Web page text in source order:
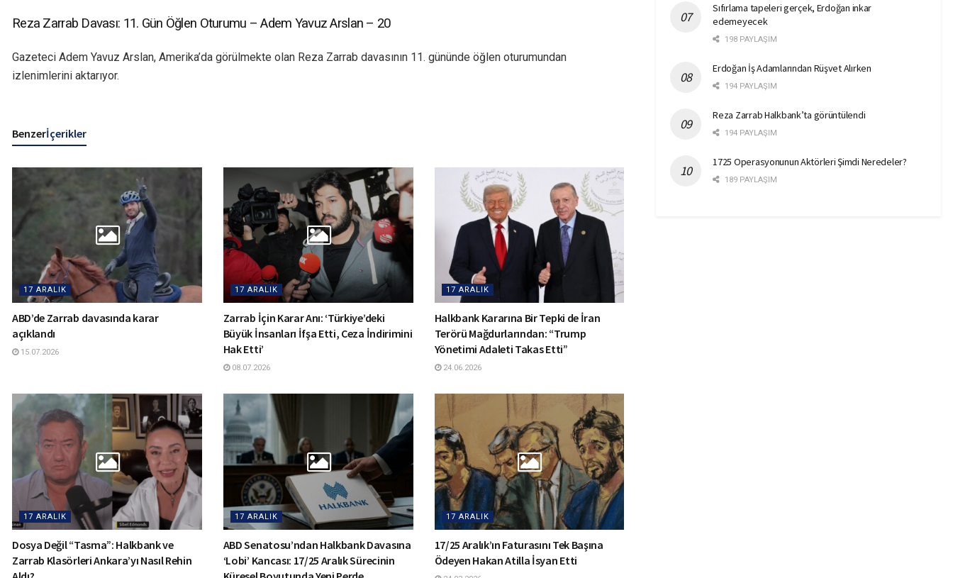
Reza Zarrab Davası: 11. Gün Öğlen Oturumu – Adem Yavuz Arslan – 20
Gazeteci Adem Yavuz Arslan, Amerika’da görülmekte olan Reza Zarrab davasının 11. gününde öğlen oturumundan
izlenimlerini aktarıyor.
Benzerİçerikler
17 ARALIK
ABD’de Zarrab davasında karar
açıklandı
15.07.2026
17 ARALIK
Zarrab İçin Karar Anı: ‘Türkiye’deki
Büyük İnsanları İfşa Etti, Ceza İndirimini
Hak Etti’
08.07.2026
17 ARALIK
Halkbank Kararına Bir Tepki de İran
Terörü Mağdurlarından: “Trump
Yönetimi Adaleti Takas Etti”
24.06.2026
17 ARALIK
Dosya Değil “Tasma”: Halkbank ve
Zarrab Klasörleri Ankara’yı Nasıl Rehin
17 ARALIK
ABD Senatosu’ndan Halkbank Davasına
‘Lobi’ Kancası: 17/25 Aralık Sürecinin
17 ARALIK
17/25 Aralık’ın Faturasını Tek Başına
Ödeyen Hakan Atilla İsyan Etti
Sıfırlama tapeleri gerçek, Erdoğan inkar
edemeyecek
198 PAYLAŞIM
Erdoğan İş Adamlarından Rüşvet Alırken
194 PAYLAŞIM
Reza Zarrab Halkbank’ta görüntülendi
194 PAYLAŞIM
1725 Operasyonunun Aktörleri Şimdi Neredeler?
189 PAYLAŞIM